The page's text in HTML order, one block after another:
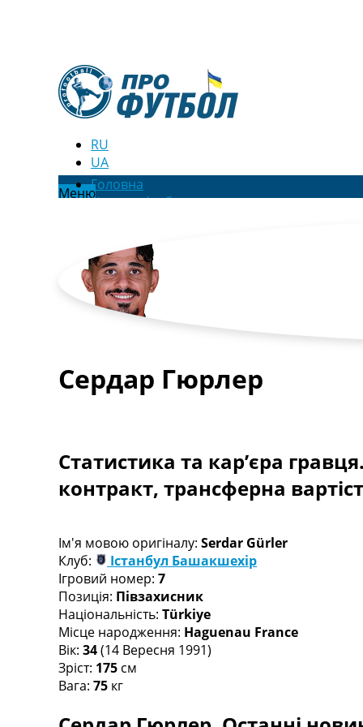
RU
UA
МенюГоловна
Новини футболу
Футбольні трансфери
Останні коментарі
Конкурс прогнозів
Логін
Рейтінги
Турніри
Чемпіонат Світу
Англія. Прем’єр-Ліга
Іспанія. Ла Ліга
Ще Турніри >>>
Чемпіонат Світу. Турнирні таблиці
Таблиця УПЛ
Перша Ліга
Таблиця АПЛ
Таблиця Ла Ліги
Таблиця Ліги Чемпіонів
Всі таблиці >>>
Рейтинги
Рейтинг ФІФА
Сердар Гюрлер
Статистика та кар’єра
контракт, трансферна
Ім'я мовою оригіналу: Serdar Gürler
Клуб:
Істанбул Башакшехір
Ігровий номер: 7
Позиція: Півзахисник
Національність: Türkiye
Місце народження: Haguenau France
Вік: 34(14 Вересня 1991)
Зріст: 175 см
Вага: 75 кг